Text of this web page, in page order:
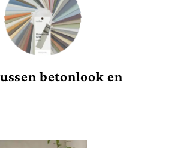
betonlook en